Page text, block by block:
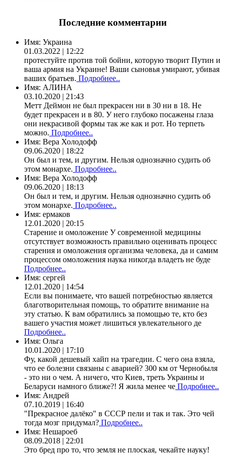
Последние комментарии
Имя: Украина
01.03.2022 | 12:22
протестуйте против той бойни, которую творит Путин и
ваша армия на Украине! Ваши сыновья умирают, убивая
ваших братьев. Подробнее..
Имя: АЛИНА
03.10.2020 | 21:43
Метт Деймон не был прекрасен ни в 30 ни в 18. Не
будет прекрасен и в 80. У него глубоко посажены глаза
они некрасивой формы так же как и рот. Но терпеть
можно. Подробнее..
Имя: Вера Холодофф
09.06.2020 | 18:22
Он был и тем, и другим. Нельзя однозначно судить об
этом монархе. Подробнее..
Имя: Вера Холодофф
09.06.2020 | 18:13
Он был и тем, и другим. Нельзя однозначно судить об
этом монархе. Подробнее..
Имя: ермаков
12.01.2020 | 20:15
Старение и омоложение У современной медицины
отсутствует возможность правильно оценивать процесс
старения и омоложения организма человека, да и самим
процессом омоложения наука никогда владеть не буде
Подробнее..
Имя: сергей
12.01.2020 | 14:54
Если вы понимаете, что вашей потребностью является
благотворительная помощь, то обратите внимание на
эту статью. К вам обратились за помощью те, кто без
вашего участия может лишиться увлекательного де
Подробнее..
Имя: Ольга
10.01.2020 | 17:10
Фу, какой дешевый хайп на трагедии. С чего она взяла,
что ее болезни связаны с аварией? 300 км от Чернобыля
- это ни о чем. А ничего, что Киев, треть Украины и
Беларуси намного ближе?! Я жила менее че Подробнее..
Имя: Андрей
07.10.2019 | 16:40
"Прекрасное далёко" в СССР пели и так и так. Это чей
тогда мозг придумал? Подробнее..
Имя: Нешароеб
08.09.2018 | 22:01
Это бред про то, что земля не плоская, чекайте науку!